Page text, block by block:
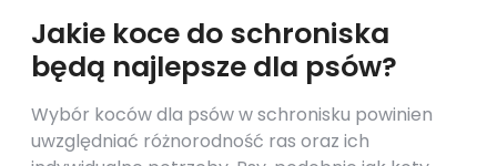
Jakie koce do schroniska
będą najlepsze dla psów?
Wybór koców dla psów w schronisku powinien
uwzględniać różnorodność ras oraz ich